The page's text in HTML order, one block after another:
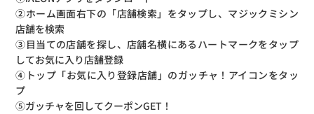
②ホーム画面右下の「店舗検索」をタップし、マジックミシン
店舗を検索
③目当ての店舗を探し、店舗名横にあるハートマークをタップ
してお気に入り店舗登録
④トップ「お気に入り登録店舗」のガッチャ！アイコンをタッ
プ
⑤ガッチャを回してクーポンGET！